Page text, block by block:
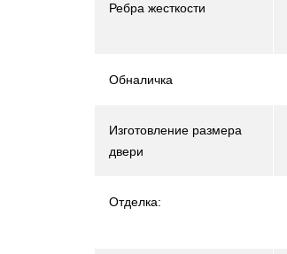
Ребра жесткости
Обналичка
Изготовление размера
двери
Отделка: